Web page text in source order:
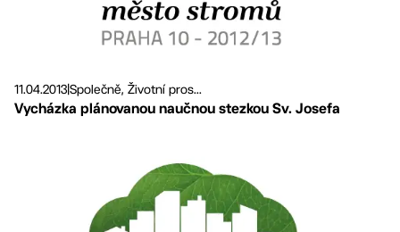
11.04.2013Společně, Životní pros...
Vycházka plánovanou naučnou stezkou Sv. Josefa